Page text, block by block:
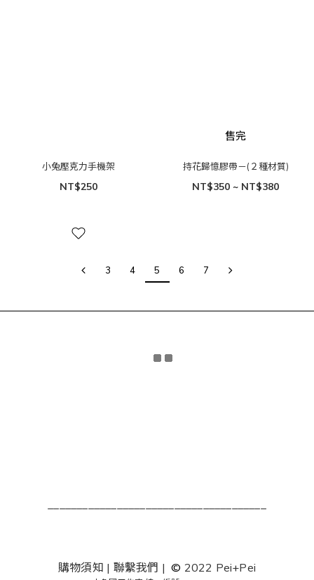
小兔壓克力手機架
NT$250
售完
持花歸憶膠帶－(２種材質)
NT$350 ~ NT$380
3 4 5 6 7
購物須知 | 聯繫我們 |© 2022 Pei+Pei